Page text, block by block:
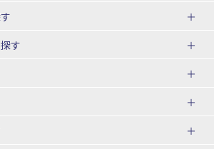
す
の旅
ユニバーサル・スタジオ・ジャパ